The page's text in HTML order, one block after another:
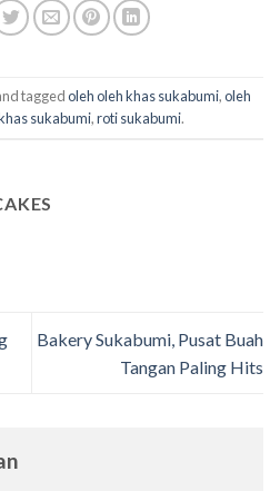
taggedoleh oleh khas sukabumi,oleh
sukabumi,roti sukabumi.
Bakery Sukabumi, Pusat Buah
Tangan Paling Hits